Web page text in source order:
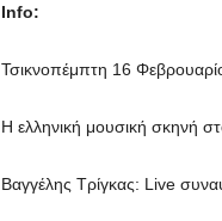
Info:
Τσικνοπέμπτη 16
Η ελληνική μουσική σκηνή
Βαγγέλης Τρίγκας: Live